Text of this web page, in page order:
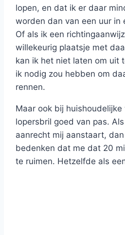
lopen, en dat ik er daar
worden dan van een uur in
Of als ik een
willekeurig plaatsje met
kan ik het niet laten om uit
ik nodig zou hebben om
rennen.
Maar ook bij
lopersbril goed van pas.
aanrecht mij aanstaart,
bedenken dat me dat 20
te ruimen. Hetzelfde als